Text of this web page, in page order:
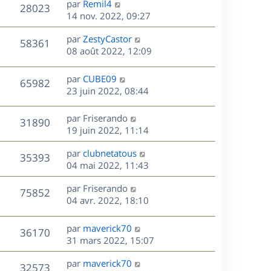
e
s
a
g
e
m
e
s
s
e
e
n
i
e
r
m
e
s
s
e
28023V
u
D
e
r
n
i
r
m
s
a
e
par Remil4
14 nov. 2022, 09:27
58361
u
e
s
D
e
i
e
r
m
e
s
a
e
par ZestyCastor
08 août 2022, 12:09
65982V
u
e
D
e
n
i
e
r
m
e
s
s
e
par CUBE09
23 juin 2022, 08:44
31890V
u
e
s
D
e
r
n
i
e
r
m
e
s
s
a
g
par Friserando
19 juin 2022, 11:14
35393V
u
e
D
e
r
n
i
e
r
m
e
s
par clubnetatous
04 mai 2022, 11:43
75852V
u
e
D
e
n
i
e
r
par Friserando
04 avr. 2022, 18:10
36170V
u
D
e
r
n
par maverick70
31 mars 2022, 15:07
32573V
D
par maverick70